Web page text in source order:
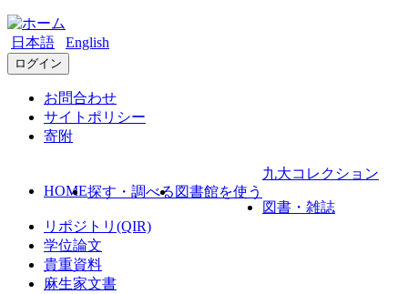
日本語 English
ログイン
お問合わせ
サイトポリシー
寄附
HOME探す・調べる 図書館を使う
九大コレクション
図書・雑誌
リポジトリ(QIR)
学位論文
貴重資料
麻生家文書